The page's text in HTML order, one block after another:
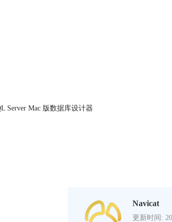
Server Mac 版数据库设计器
Navicat
更新时间: